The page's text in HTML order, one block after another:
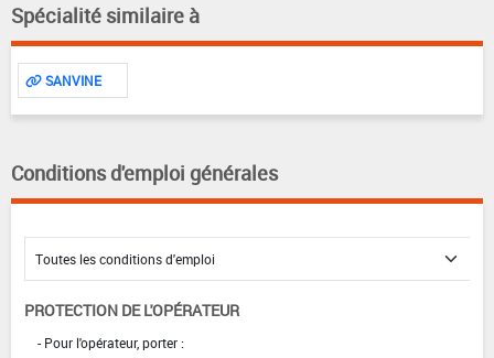
Spécialité similaire à
SANVINE
Conditions d'emploi générales
PROTECTION DE L'OPÉRATEUR
- Pour l'opérateur, porter :